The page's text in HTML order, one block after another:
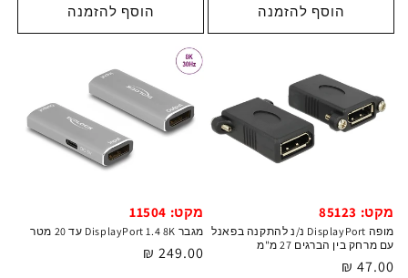
הוסף להזמנה הוסף להזמנה
מקט: 85123
מופה DisplayPort נ/נ להתקנה בפאנל
עם מרחק בין הברגים 27 מ"מ
מחיר
47.00 ₪
מקט: 11504
מגבר DisplayPort 1.4 8K עד 20 מטר
מחיר
249.00 ₪